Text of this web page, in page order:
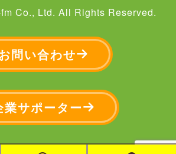
Co., Ltd. All Rights Reserved.
問い合わせ
業サポーター